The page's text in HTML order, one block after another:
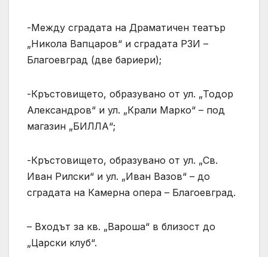
-Между сградата на Драматичен театър
„Никола Вапцаров“ и сградата РЗИ –
Благоевград (две бариери);
-Кръстовището, образувано от ул. „Тодор
Александров“ и ул. „Крали Марко“ – под
магазин „БИЛЛА“;
-Кръстовището, образувано от ул. „Св.
Иван Рилски“ и ул. „Иван Вазов“ – до
сградата на Камерна опера – Благоевград.
– Входът за кв. „Вароша“ в близост до
„Царски клуб“.